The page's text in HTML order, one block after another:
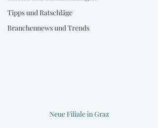
Tipps und Ratschläge
Branchennews und Trends
Neue Filiale in Graz